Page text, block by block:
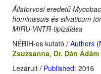
Állatorvosi eredetű
hominissuis és silvaticum
MIRU-VNTR-tipizálása
NÉBIH-es kutató / Authors
Zsuzsanna, Dr. Dán Ádám
Lezárult / Published: 2016